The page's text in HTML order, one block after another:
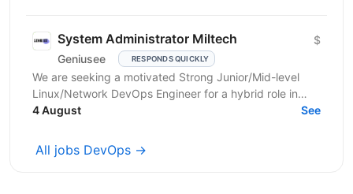
System Administrator Miltech
Geniusee RESPONDS QUICKLY
$
We are seeking a motivated Strong Junior/Mid-level
Linux/Network DevOps Engineer for a hybrid role in
Kyiv. The project is in the MilTech domain (closed...
4 August See
All jobs DevOps →